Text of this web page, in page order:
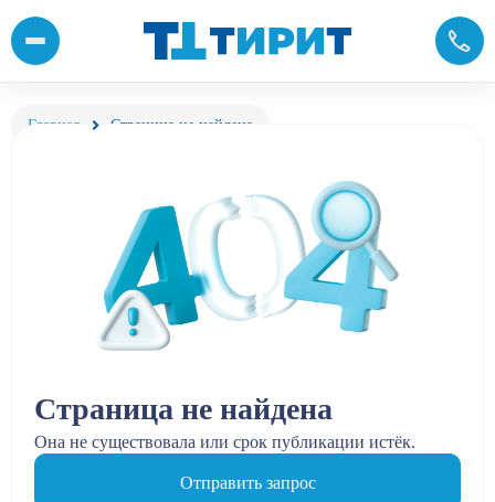
Главная Страница не найдена
Страница не найдена
Она не существовала или срок публикации истёк.
Отправить запрос